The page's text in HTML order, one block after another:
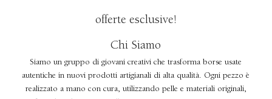
offerte esclusive!
Chi Siamo
Siamo un gruppo di giovani creativi che trasforma borse usate
autentiche in nuovi prodotti artigianali di alta qualità. Ogni pezzo è
realizzato a mano con cura, utilizzando pelle e materiali originali,